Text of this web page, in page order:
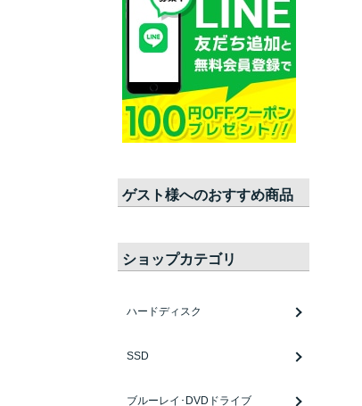
ゲスト様へのおすすめ商品
ショップカテゴリ
ハードディスク
SSD
ブルーレイ･DVDドライブ